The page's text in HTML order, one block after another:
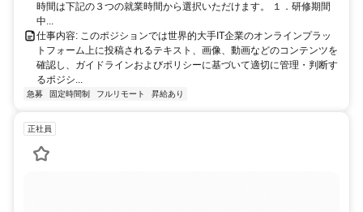
時間は下記の３つの就業時間から選択いただけます。 １．研修期間
中...
仕事内容: このポジションでは世界的大手IT企業のオンラインプラッ
トフォーム上に投稿されるテキスト、画像、動画などのコンテンツを
確認し、ガイドラインおよびポリシーに基づいて適切に管理・判断す
るポジシ...
急募 固定時間制 フルリモート 昇給あり
正社員